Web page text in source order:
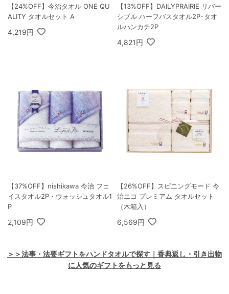
【24%OFF】今治タオル ONE QU
ALITY タオルセット A
4,219円
【13%OFF】DAILYPRAIRIE リバー
シブル ハーフバスタオル2P･タオ
ルハンカチ2P
4,821円
【37%OFF】nishikawa 今治 フェ
イスタオル2P・ウォッシュタオル1
P
2,109円
【26%OFF】スピニングモード 今
治エコ プレミアム タオルセット
（木箱入）
6,569円
＞＞法事・法要ギフトをハンドタオルで探す｜香典返し・引き出物
に人気のギフトをもっと見る